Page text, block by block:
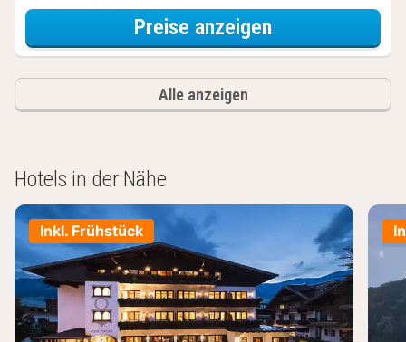
Preise anzeigen
Alle anzeigen
Hotels in der Nähe
Inkl. Frühstück